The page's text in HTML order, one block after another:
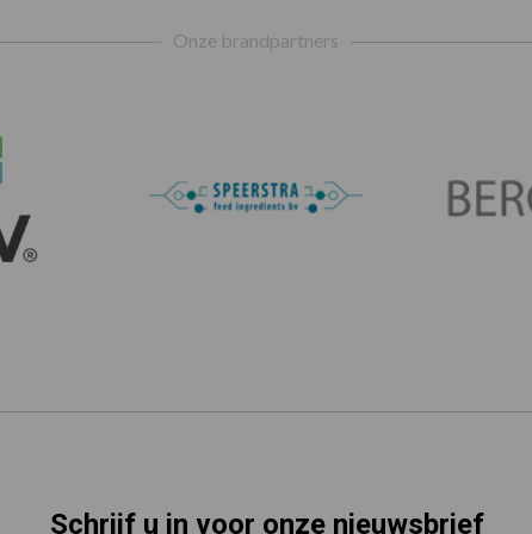
Onze brandpartners
Schrijf u in voor onze nieuwsbrief